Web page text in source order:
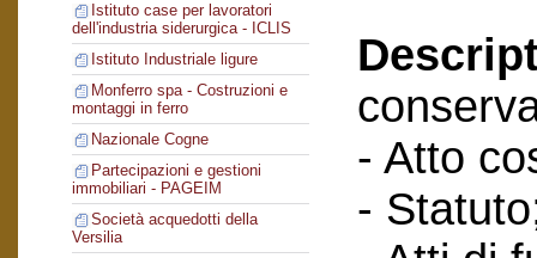
Istituto case per lavoratori
dell'industria siderurgica - ICLIS
Istituto Industriale ligure
Monferro spa - Costruzioni e
montaggi in ferro
Nazionale Cogne
Partecipazioni e gestioni
immobiliari - PAGEIM
Società acquedotti della
Versilia
- Atto
-